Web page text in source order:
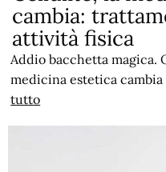
cambia:
attività fisica
Addio bacchetta magica.
medicina estetica
tutto